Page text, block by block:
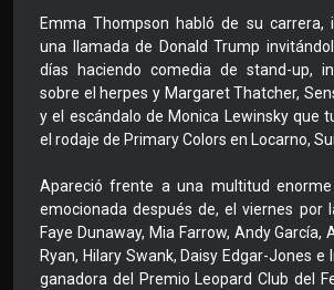
Emma Thompson habló de su carrera,
una llamada de Donald Trump
días haciendo comedia de stand-up,
sobre el herpes y Margaret Thatcher,
y el escándalo de Monica Lewinsky que
el rodaje de Primary Colors en Locarno,
Apareció frente a una multitud
emocionada después de, el viernes por
Faye Dunaway, Mia Farrow, Andy García,
Ryan, Hilary Swank, Daisy Edgar-Jones e
ganadora del Premio Leopard Club del